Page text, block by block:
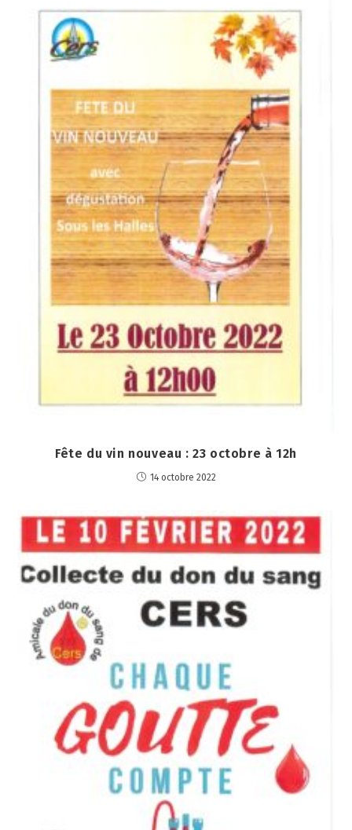
Fête du vin nouveau : 23 octobre à 12h
14 octobre 2022